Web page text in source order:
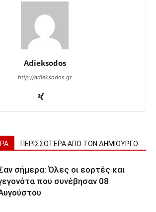
Adieksodos
http://adieksodos.gr
ΠΕΡΙΣΣΟΤΕΡΑ ΑΠΟ ΤΟΝ ΔΗΜΙΟΥΡΓΟ
σήμερα: Όλες οι εορτές και
που συνέβησαν 08